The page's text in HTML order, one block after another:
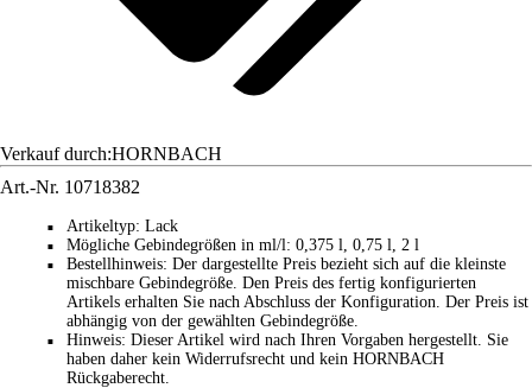
Verkauf durch:HORNBACH
Art.-Nr. 10718382
■ Artikeltyp: Lack
■ Mögliche Gebindegrößen in ml/l: 0,375 l, 0,75 l, 2 l
■ Bestellhinweis: Der dargestellte Preis bezieht sich auf die kleinste
mischbare Gebindegröße. Den Preis des fertig konfigurierten
Artikels erhalten Sie nach Abschluss der Konfiguration. Der Preis ist
abhängig von der gewählten Gebindegröße.
■ Hinweis: Dieser Artikel wird nach Ihren Vorgaben hergestellt. Sie
haben daher kein Widerrufsrecht und kein HORNBACH
Rückgaberecht.